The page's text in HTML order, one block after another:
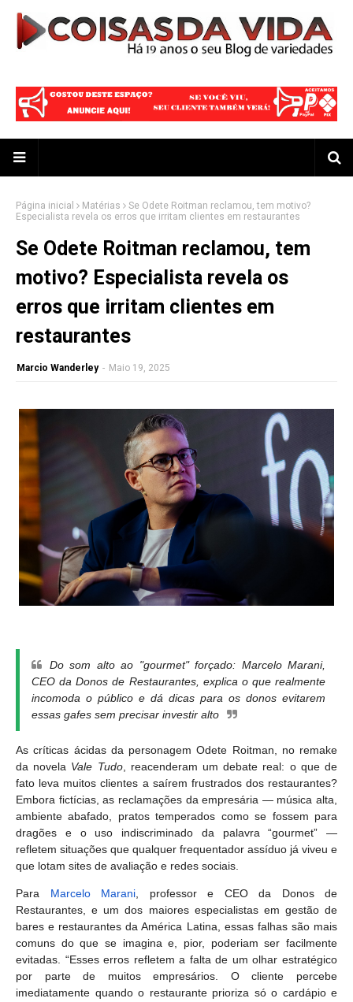
Página inicial Matérias
Se Odete Roitman reclamou, tem motivo?
Especialista revela os erros que irritam clientes em restaurantes
Se Odete Roitman reclamou, tem
motivo? Especialista revela os
erros que irritam clientes em
restaurantes
Marcio Wanderley - Maio 19, 2025
Do som alto ao "gourmet" forçado: Marcelo Marani,
CEO da Donos de Restaurantes, explica o que realmente
incomoda o público e dá dicas para os donos evitarem
essas gafes sem precisar investir alto
As críticas ácidas da personagem Odete Roitman, no remake
da novela Vale Tudo, reacenderam um debate real: o que de
fato leva muitos clientes a saírem frustrados dos restaurantes?
Embora fictícias, as reclamações da empresária — música alta,
ambiente abafado, pratos temperados como se fossem para
dragões e o uso indiscriminado da palavra “gourmet” —
refletem situações que qualquer frequentador assíduo já viveu e
que lotam sites de avaliação e redes sociais.
Para Marcelo Marani , professor e CEO da Donos de
Restaurantes, e um dos maiores especialistas em gestão de
bares e restaurantes da América Latina, essas falhas são mais
comuns do que se imagina e, pior, poderiam ser facilmente
evitadas. “Esses erros refletem a falta de um olhar estratégico
por parte de muitos empresários. O cliente percebe
imediatamente quando o restaurante prioriza só o cardápio e